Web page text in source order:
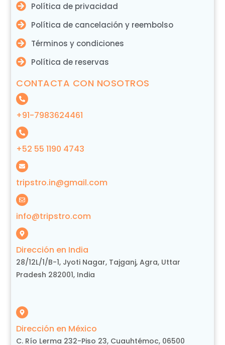
Política de privacidad
Política de cancelación y reembolso
Términos y condiciones
Política de reservas
CONTACTA CON NOSOTROS
+91-7983624461
+52 55 1190 4743
tripstro.in@gmail.com
info@tripstro.com
Dirección en India
28/12L/1/B-1, Jyoti Nagar, Tajganj, Agra, Uttar
Pradesh 282001, India
Dirección en México
C. Río Lerma 232-Piso 23, Cuauhtémoc, 06500